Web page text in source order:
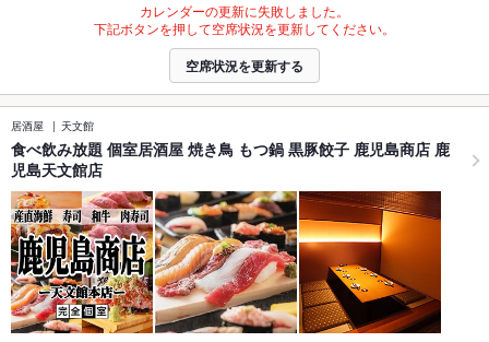
カレンダーの更新に失敗しました。
下記ボタンを押して空席状況を更新してください。
空席状況を更新する
居酒屋 天文館
食べ飲み放題 個室居酒屋 焼き鳥 もつ鍋 黒豚餃子 鹿児島商店 鹿
児島天文館店